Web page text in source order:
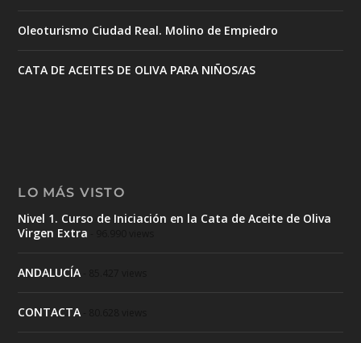
Oleoturismo Ciudad Real. Molino de Empiedro
CATA DE ACEITES DE OLIVA PARA NIÑOS/AS
LO MÁS VISTO
Nivel 1. Curso de Iniciación en la Cata de Aceite de Oliva
Virgen Extra
ANDALUCÍA
CONTACTA